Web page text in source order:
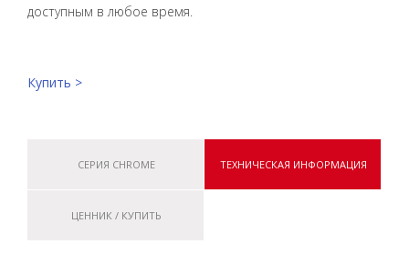
доступным в любое время.
Купить >
СЕРИЯ CHROME ТЕХНИЧЕСКАЯ ИНФОРМАЦИЯ
ЦЕННИК / КУПИТЬ